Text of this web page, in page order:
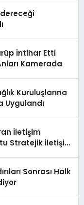
İntihar Etti
Kamerada
Kuruluşlarına
Uygulandı
İletişim
Stratejik İletişim
Sonrası Halk